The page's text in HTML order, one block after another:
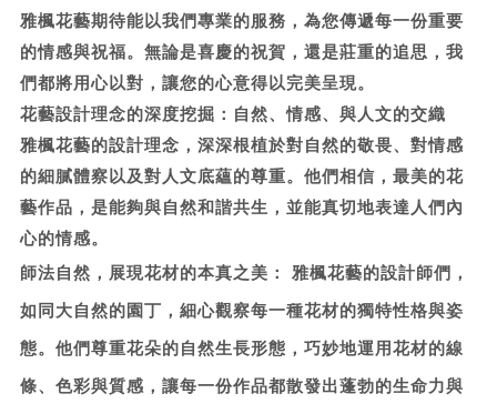
雅楓花藝期待能以我們專業的服務，為您傳遞每一份重要
的情感與祝福。無論是喜慶的祝賀，還是莊重的追思，我
們都將用心以對，讓您的心意得以完美呈現。
花藝設計理念的深度挖掘：自然、情感、與人文的交織
雅楓花藝的設計理念，深深根植於對自然的敬畏、對情感
的細膩體察以及對人文底蘊的尊重。他們相信，最美的花
藝作品，是能夠與自然和諧共生，並能真切地表達人們內
心的情感。
師法自然，展現花材的本真之美：
雅楓花藝的設計師們，
如同大自然的園丁，細心觀察每一種花材的獨特性格與姿
態。他們尊重花朵的自然生長形態，巧妙地運用花材的線
條、色彩與質感，讓每一份作品都散發出蓬勃的生命力與